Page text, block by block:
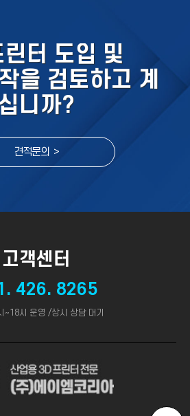
터 도입 및
을 검토하고 계
십니까?
견적문의 >
고객센터
426. 8265
~18시 운영 /상시 상담 대기